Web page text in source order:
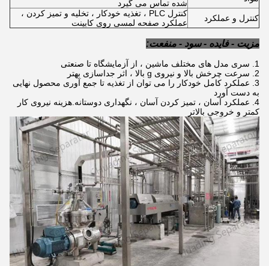
شده تماس می گیرد
کنترل و عملکرد
کنترل PLC ، تغذیه خودکار ، تخلیه و تمیز کردن ،
عملکرد صفحه لمسی روی کابینت
مزیت - فایده - سود - منفعت:
سری مدل های مختلف ماشین ، از آزمایشگاه تا صنعتی
سرعت چرخش بالا و نیروی g بالا ، اثر جداسازی بهتر
عملکرد کامل خودکار را می توان از تغذیه تا جمع آوری محصول نهایی
به دست آورد
عملکرد آسان ، تمیز کردن آسان ، نگهداری دوستانه.هزینه نیروی کار
کمتر و خروجی بالاتر